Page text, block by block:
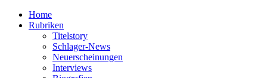
Home
Rubriken
Titelstory
Schlager-News
Neuerscheinungen
Interviews